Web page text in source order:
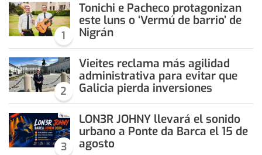
1
Tonichi e Pacheco protagonizan
este luns o ‘Vermú de barrio’ de
Nigrán
2
Vieites reclama más agilidad
administrativa para evitar que
Galicia pierda inversiones
3
LON3R JOHNY llevará el sonido
urbano a Ponte da Barca el 15 de
agosto